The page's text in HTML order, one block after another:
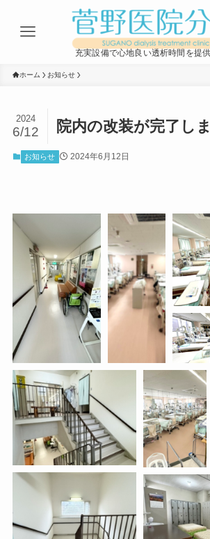
充実設備で心地良い透析時間を提
ホーム お知らせ
院内の改装が完了し
2024
6/12
お知らせ 2024年6月12日